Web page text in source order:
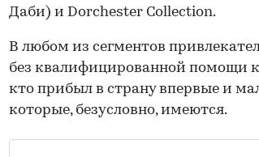
00:00 / 00:00
Даби) и Dorchester Collection.
В любом из сегментов
без квалифицированной помощи
кто прибыл в страну впервые и
которые, безусловно, имеются.